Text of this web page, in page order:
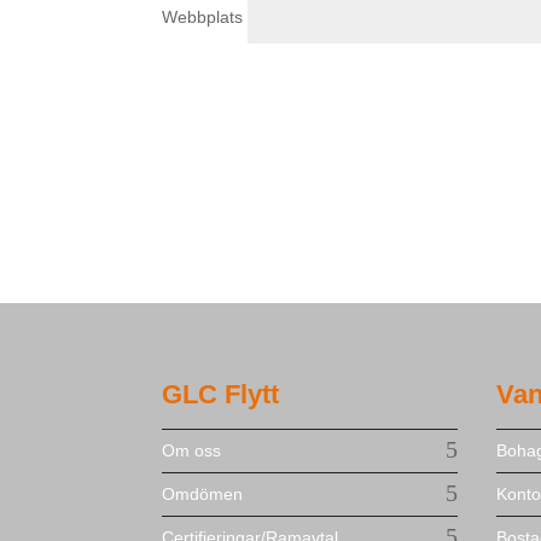
Webbplats
GLC Flytt
Om oss
Omdömen